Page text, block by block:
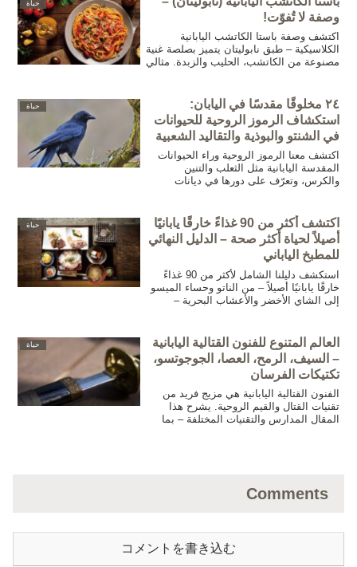
حياة
وصفة لا تُفوّت!
اكتشف وصفة باستا الكاتشب اليابانية
الكلاسيكية – طبق نابوليتان يتميز بصلصة غنية
مصنوعة من الكاتشب، الحليب والزبدة. مثالي
حياة
٢٤ مخلوقًا مقدسًا في اليابان:
استكشاف الرموز الروحية للحيوانات
في الشنتو والبوذية والتقاليد الشعبية
اكتشف معنا الرموز الروحية وراء الحيوانات
المقدسة اليابانية مثل الثعلب والتنين
والكرس، وتعرّف على دورها في ديانات
لتطبيقها في حياتك اليومية.
حياة
اكتشف أكثر من 90 غذاءً خارقًا يابانيًا
أصيلاً لحياة أكثر صحة – الدليل النهائي
للمطبخ الياباني
استكشف دليلنا الشامل لأكثر من 90 غذاءً
خارقًا يابانيًا أصيلاً – من الناتو وحساء الميسو
إلى الشاي الأخضر والأعشاب البحرية –
حياة
العالم المتنوع للفنون القتالية اليابانية
– السيف، الرمح، العصا، الجوجوتسو،
تكتيكات الفرسان
الفنون القتالية اليابانية هي مزيج فريد من
تقنيات القتال والقيم الروحية. يشرح هذا
المقال المدارس والتقنيات المختلفة – بما
Comments
コメントを書き込む